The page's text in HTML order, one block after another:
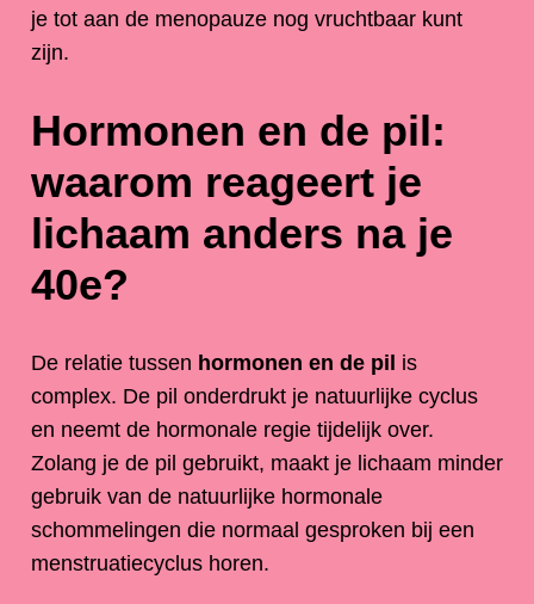
je tot aan de menopauze nog vruchtbaar kunt
zijn.
Hormonen en de pil:
waarom reageert je
lichaam anders na je
40e?
De relatie tussen hormonen en de pil is
complex. De pil onderdrukt je natuurlijke cyclus
en neemt de hormonale regie tijdelijk over.
Zolang je de pil gebruikt, maakt je lichaam minder
gebruik van de natuurlijke hormonale
schommelingen die normaal gesproken bij een
menstruatiecyclus horen.